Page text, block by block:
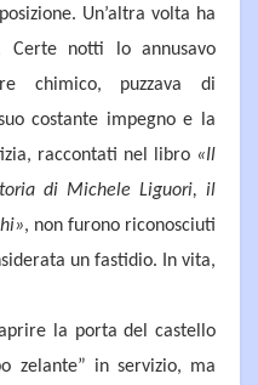
Un’altra volta ha
Certe notti lo annusavo
chimico, puzzava di
costante impegno e la
raccontati nel libro «Il
di Michele Liguori, il
, non furono riconosciuti
un fastidio. In vita,
la porta del castello
zelante” in servizio, ma